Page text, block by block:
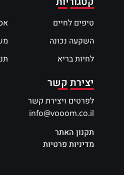
טיפים לחיים
השקעה נכונה
לחיות בריא
יצירת קשר
לפרטים ויצירת קשר
info@vooom.co.il
תקנון האתר
מדיניות פרטיות